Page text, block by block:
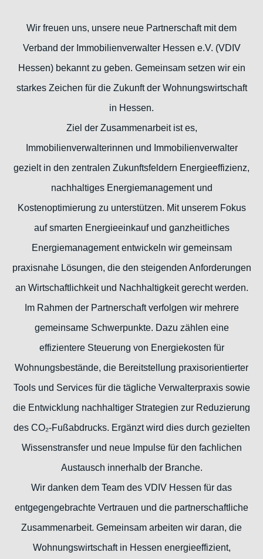
Wir freuen uns, unsere neue Partnerschaft mit dem
Verband der Immobilienverwalter Hessen e.V. (VDIV
Hessen) bekannt zu geben. Gemeinsam setzen wir ein
starkes Zeichen für die Zukunft der Wohnungswirtschaft
in Hessen.
Ziel der Zusammenarbeit ist es,
Immobilienverwalterinnen und Immobilienverwalter
gezielt in den zentralen Zukunftsfeldern Energieeffizienz,
nachhaltiges Energiemanagement und
Kostenoptimierung zu unterstützen. Mit unserem Fokus
auf smarten Energieeinkauf und ganzheitliches
Energiemanagement entwickeln wir gemeinsam
praxisnahe Lösungen, die den steigenden Anforderungen
an Wirtschaftlichkeit und Nachhaltigkeit gerecht werden.
Im Rahmen der Partnerschaft verfolgen wir mehrere
gemeinsame Schwerpunkte. Dazu zählen eine
effizientere Steuerung von Energiekosten für
Wohnungsbestände, die Bereitstellung praxisorientierter
Tools und Services für die tägliche Verwalterpraxis sowie
die Entwicklung nachhaltiger Strategien zur Reduzierung
des CO₂-Fußabdrucks. Ergänzt wird dies durch gezielten
Wissenstransfer und neue Impulse für den fachlichen
Austausch innerhalb der Branche.
Wir danken dem Team des VDIV Hessen für das
entgegengebrachte Vertrauen und die partnerschaftliche
Zusammenarbeit. Gemeinsam arbeiten wir daran, die
Wohnungswirtschaft in Hessen energieeffizient,